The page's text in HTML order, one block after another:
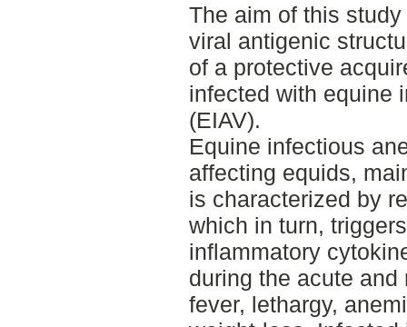
The aim of this
viral antigenic
of a protective
infected with equine
(EIAV).
Equine infectious
affecting equids,
is characterized by
which in turn,
inflammatory
during the acute
fever, lethargy,